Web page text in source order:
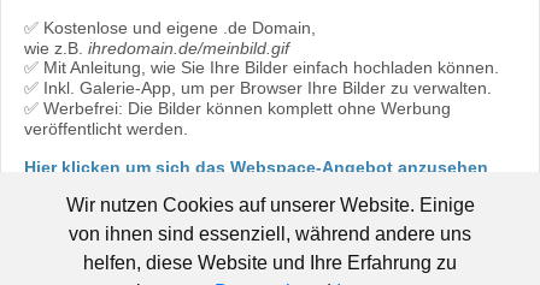
Wir nutzen Cookies auf unserer Website. Einige
von ihnen sind essenziell, während andere uns
helfen, diese Website und Ihre Erfahrung zu
✅ Kostenlose und eigene .de Domain,
wie z.B. ihredomain.de/meinbild.gif
✅ Mit Anleitung, wie Sie Ihre Bilder einfach hochladen können.
✅ Inkl. Galerie-App, um per Browser Ihre Bilder zu verwalten.
✅ Werbefrei: Die Bilder können komplett ohne Werbung
veröffentlicht werden.
Hier klicken um sich das Webspace-Angebot anzusehen